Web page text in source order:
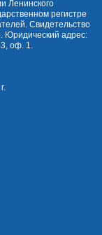
Ленинского
регистре
Свидетельство
Юридический адрес:
оф. 1.